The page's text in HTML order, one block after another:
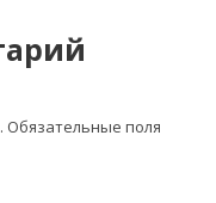
Обязательные поля